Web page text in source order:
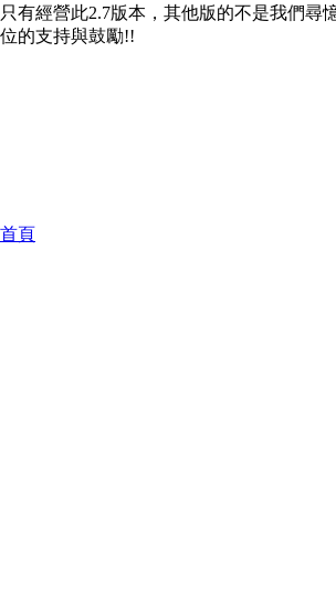
有經營此2.7版本，其他版的不是我們尋
的支持與鼓勵!!
頁